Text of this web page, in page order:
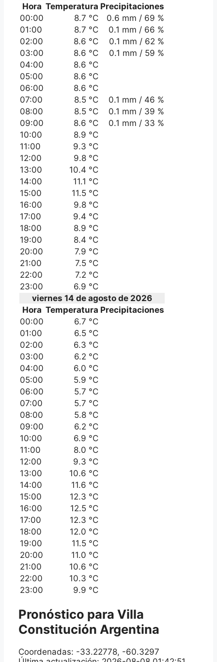
Hora Temperatura Precipitaciones
00:00
8.7 °C
0.6 mm / 69 %
01:00
8.7 °C
0.1 mm / 66 %
02:00
8.6 °C
0.1 mm / 62 %
03:00
8.6 °C
0.1 mm / 59 %
04:00
8.6 °C
05:00
8.6 °C
06:00
8.6 °C
07:00
8.5 °C
0.1 mm / 46 %
08:00
8.5 °C
0.1 mm / 39 %
09:00
8.6 °C
0.1 mm / 33 %
10:00
8.9 °C
11:00
9.3 °C
12:00
9.8 °C
13:00
10.4 °C
14:00
11.1 °C
15:00
11.5 °C
16:00
9.8 °C
17:00
9.4 °C
18:00
8.9 °C
19:00
8.4 °C
20:00
7.9 °C
21:00
7.5 °C
22:00
7.2 °C
23:00
6.9 °C
viernes 14 de agosto de 2026
Hora Temperatura Precipitaciones
00:00
6.7 °C
01:00
6.5 °C
02:00
6.3 °C
03:00
6.2 °C
04:00
6.0 °C
05:00
5.9 °C
06:00
5.7 °C
07:00
5.7 °C
08:00
5.8 °C
09:00
6.2 °C
10:00
6.9 °C
11:00
8.0 °C
12:00
9.3 °C
13:00
10.6 °C
14:00
11.6 °C
15:00
12.3 °C
16:00
12.5 °C
17:00
12.3 °C
18:00
12.0 °C
19:00
11.5 °C
20:00
11.0 °C
21:00
10.6 °C
22:00
10.3 °C
23:00
9.9 °C
Pronóstico para Villa
Constitución Argentina
Coordenadas: -33.22778, -60.3297